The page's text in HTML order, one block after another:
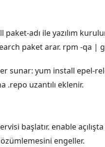
paket-adı ile yazılım
paket arar. rpm -qa |
sunar: yum install epel-
.repo uzantılı eklenir.
başlatır. enable
engeller.